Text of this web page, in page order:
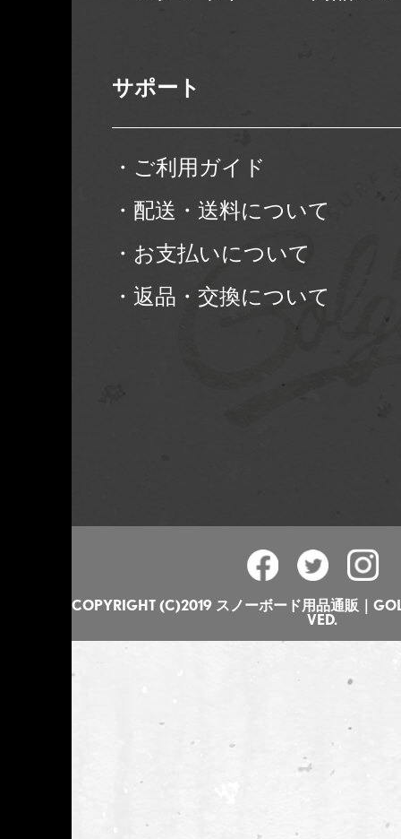
サポート
・ご利用ガイド
・配送・送料について
・お支払いについて
・返品・交換について
COPYRIGHT (C)2019 スノーボード用品通販｜
VED.